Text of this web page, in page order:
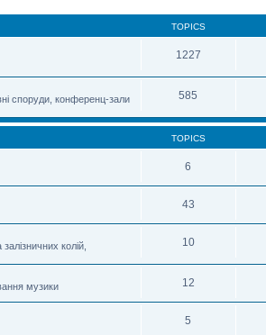
TOPICS
1227
споруди, конференц-зали
585
TOPICS
6
43
колій,
10
музики 12
5